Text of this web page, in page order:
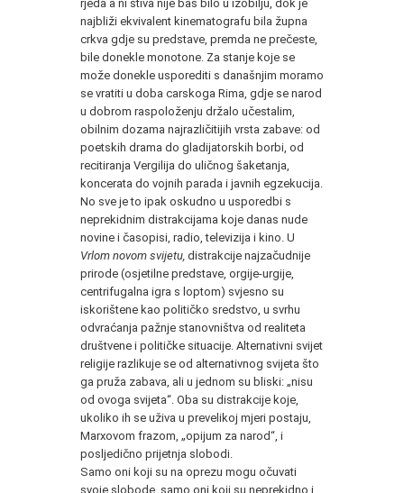
rjeđa a ni štiva nije baš bilo u izobilju, dok je
najbliži ekvivalent kinematografu bila župna
crkva gdje su predstave, premda ne prečeste,
bile donekle monotone. Za stanje koje se
može donekle usporediti s današnjim moramo
se vratiti u doba carskoga Rima, gdje se narod
u dobrom raspoloženju držalo učestalim,
obilnim dozama najrazličitijih vrsta zabave: od
poetskih drama do gladijatorskih borbi, od
recitiranja Vergilija do uličnog šaketanja,
koncerata do vojnih parada i javnih egzekucija.
No sve je to ipak oskudno u usporedbi s
neprekidnim distrakcijama koje danas nude
novine i časopisi, radio, televizija i kino. U
Vrlom novom svijetu, distrakcije najzačudnije
prirode (osjetilne predstave, orgije-urgije,
centrifugalna igra s loptom) svjesno su
iskorištene kao političko sredstvo, u svrhu
odvraćanja pažnje stanovništva od realiteta
društvene i političke situacije. Alternativni svijet
religije razlikuje se od alternativnog svijeta što
ga pruža zabava, ali u jednom su bliski: „nisu
od ovoga svijeta“. Oba su distrakcije koje,
ukoliko ih se uživa u prevelikoj mjeri postaju,
Marxovom frazom, „opijum za narod“, i
posljedično prijetnja slobodi.
Samo oni koji su na oprezu mogu očuvati
svoje slobode, samo oni koji su neprekidno i